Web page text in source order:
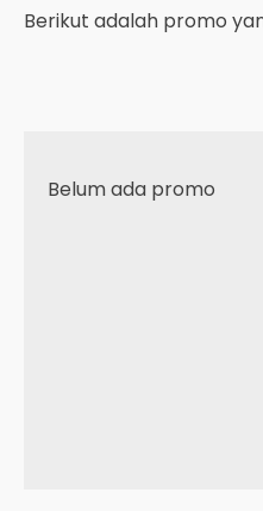
Berikut adalah promo
Belum ada promo